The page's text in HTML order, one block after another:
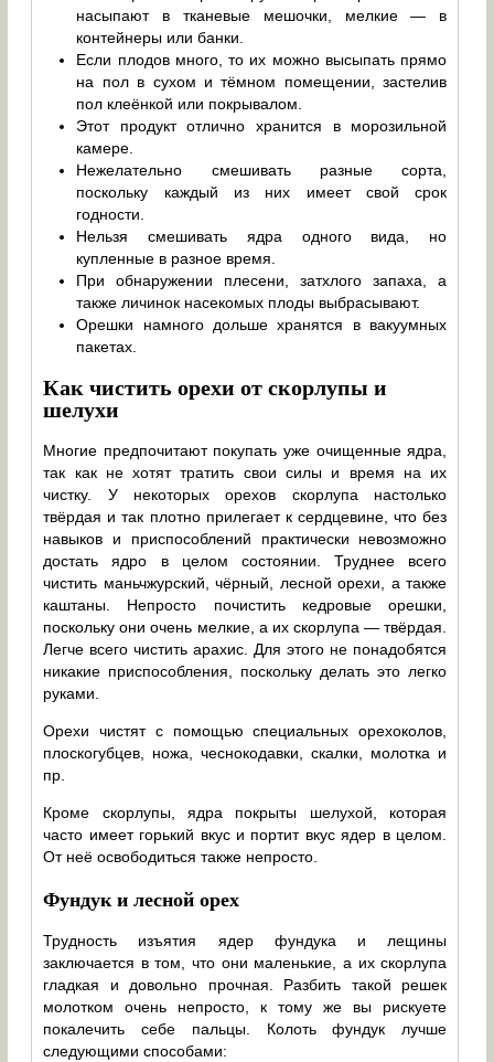
насыпают в тканевые мешочки, мелкие — в
контейнеры или банки.
Если плодов много, то их можно высыпать прямо
на пол в сухом и тёмном помещении, застелив
пол клеёнкой или покрывалом.
Этот продукт отлично хранится в морозильной
камере.
Нежелательно смешивать разные сорта,
поскольку каждый из них имеет свой срок
годности.
Нельзя смешивать ядра одного вида, но
купленные в разное время.
При обнаружении плесени, затхлого запаха, а
также личинок насекомых плоды выбрасывают.
Орешки намного дольше хранятся в вакуумных
пакетах.
Как чистить орехи от скорлупы и
шелухи
Многие предпочитают покупать уже очищенные ядра,
так как не хотят тратить свои силы и время на их
чистку. У некоторых орехов скорлупа настолько
твёрдая и так плотно прилегает к сердцевине, что без
навыков и приспособлений практически невозможно
достать ядро в целом состоянии. Труднее всего
чистить маньчжурский, чёрный, лесной орехи, а также
каштаны. Непросто почистить кедровые орешки,
поскольку они очень мелкие, а их скорлупа — твёрдая.
Легче всего чистить арахис. Для этого не понадобятся
никакие приспособления, поскольку делать это легко
руками.
Орехи чистят с помощью специальных орехоколов,
плоскогубцев, ножа, чеснокодавки, скалки, молотка и
пр.
Кроме скорлупы, ядра покрыты шелухой, которая
часто имеет горький вкус и портит вкус ядер в целом.
От неё освободиться также непросто.
Фундук и лесной орех
Трудность изъятия ядер фундука и лещины
заключается в том, что они маленькие, а их скорлупа
гладкая и довольно прочная. Разбить такой решек
молотком очень непросто, к тому же вы рискуете
покалечить себе пальцы. Колоть фундук лучше
следующими способами: